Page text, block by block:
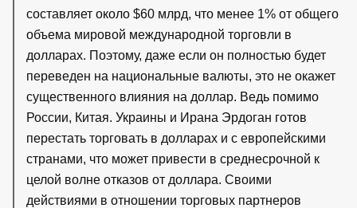
составляет около $60 млрд, что менее 1% от общего
объема мировой международной торговли в
долларах. Поэтому, даже если он полностью будет
переведен на национальные валюты, это не окажет
существенного влияния на доллар. Ведь помимо
России, Китая. Украины и Ирана Эрдоган готов
перестать торговать в долларах и с европейскими
странами, что может привести в среднесрочной к
целой волне отказов от доллара. Своими
действиями в отношении торговых партнеров